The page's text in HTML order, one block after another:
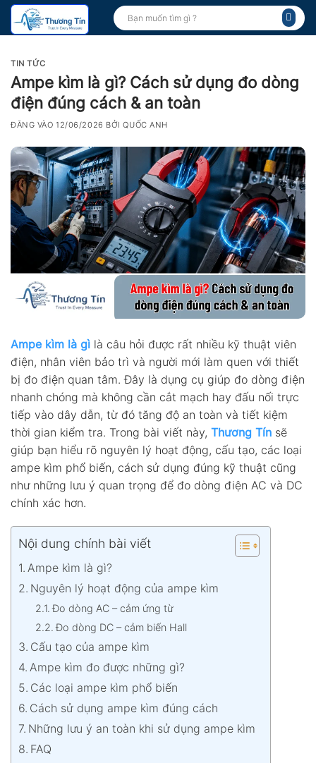
Bỏ
qua
dung
Tìm
kiếm:
TIN TỨC
Ampe kìm là gì? Cách sử dụng đo dòng
điện đúng cách & an toàn
ĐĂNG VÀO12/06/2026 BỞIQUỐC ANH
Ampe kìm là gì là câu hỏi được rất nhiều kỹ thuật viên
điện, nhân viên bảo trì và người mới làm quen với thiết
bị đo điện quan tâm. Đây là dụng cụ giúp đo dòng điện
nhanh chóng mà không cần cắt mạch hay đấu nối trực
tiếp vào dây dẫn, từ đó tăng độ an toàn và tiết kiệm
thời gian kiểm tra. Trong bài viết này, Thương Tín sẽ
giúp bạn hiểu rõ nguyên lý hoạt động, cấu tạo, các loại
ampe kìm phổ biến, cách sử dụng đúng kỹ thuật cũng
như những lưu ý quan trọng để đo dòng điện AC và DC
chính xác hơn.
Nội dung chính bài viết
Ampe kìm là gì?
Nguyên lý hoạt động của ampe kìm
Đo dòng AC – cảm ứng từ
Đo dòng DC – cảm biến Hall
Cấu tạo của ampe kìm
Ampe kìm đo được những gì?
Các loại ampe kìm phổ biến
Cách sử dụng ampe kìm đúng cách
Những lưu ý an toàn khi sử dụng ampe kìm
FAQ